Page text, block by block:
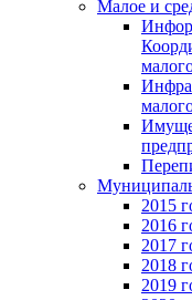
Малое и
2015
2016
2017
2018
2019